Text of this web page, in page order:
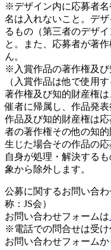
※デザイン内に応募者名
名は入れないこと。デ
るもの（第三者のデザ
と。また、応募者が著
ん。
※入賞作品の著作権及び
（入賞作品は他で使用
著作権及び知的財産権
催者に帰属し、作品発
作品及び知的財産権は
者の著作権その他の知
生じた場合その作品の
自身が処理・解決する
象から除外します。
公募に関するお問い合
称：JS会）
お問い合わせフォームは
※電話での問合せは受け
お問い合わせフォームか